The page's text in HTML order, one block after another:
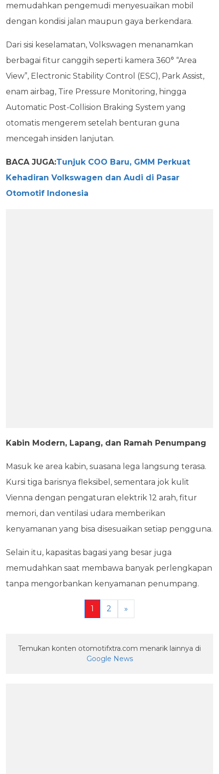
memudahkan pengemudi menyesuaikan mobil
dengan kondisi jalan maupun gaya berkendara.
Dari sisi keselamatan, Volkswagen menanamkan
berbagai fitur canggih seperti kamera 360° “Area
View”, Electronic Stability Control (ESC), Park Assist,
enam airbag, Tire Pressure Monitoring, hingga
Automatic Post-Collision Braking System yang
otomatis mengerem setelah benturan guna
mencegah insiden lanjutan.
BACA JUGA:Tunjuk COO Baru, GMM Perkuat
Kehadiran Volkswagen dan Audi di Pasar
Otomotif Indonesia
Kabin Modern, Lapang, dan Ramah Penumpang
Masuk ke area kabin, suasana lega langsung terasa.
Kursi tiga barisnya fleksibel, sementara jok kulit
Vienna dengan pengaturan elektrik 12 arah, fitur
memori, dan ventilasi udara memberikan
kenyamanan yang bisa disesuaikan setiap pengguna.
Selain itu, kapasitas bagasi yang besar juga
memudahkan saat membawa banyak perlengkapan
tanpa mengorbankan kenyamanan penumpang.
1 2 »
Temukan konten otomotifxtra.com menarik lainnya di
Google News